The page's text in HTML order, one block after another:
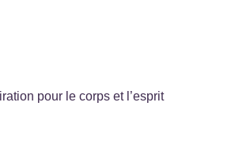
pour le corps et l’esprit